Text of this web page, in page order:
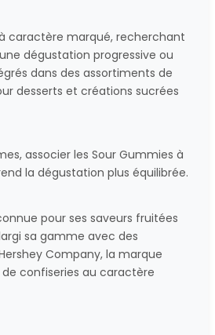
caractère marqué, recherchant
dégustation progressive ou
dans des assortiments de
desserts et créations sucrées
associer les Sour Gummies à
la dégustation plus équilibrée.
pour ses saveurs fruitées
sa gamme avec des
Company, la marque
confiseries au caractère